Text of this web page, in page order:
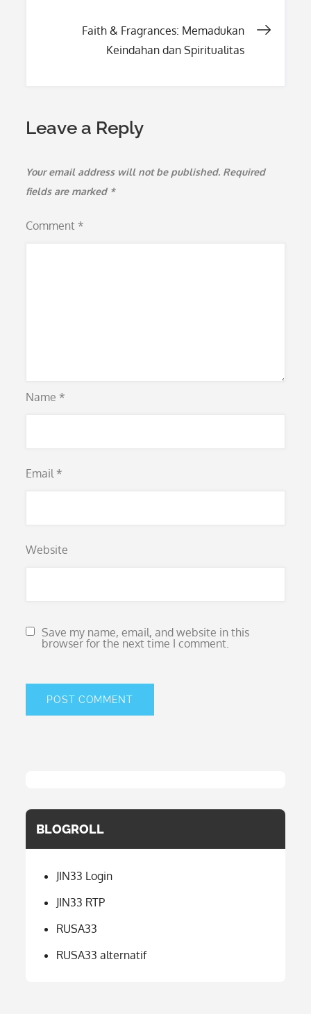
Faith & Fragrances: Memadukan
Keindahan dan Spiritualitas
Leave a Reply
Your email address will not be published. Required
fields are marked *
Comment *
Name *
Email *
Website
Save my name, email, and website in this
browser for the next time I comment.
BLOGROLL
JIN33 Login
JIN33 RTP
RUSA33
RUSA33 alternatif